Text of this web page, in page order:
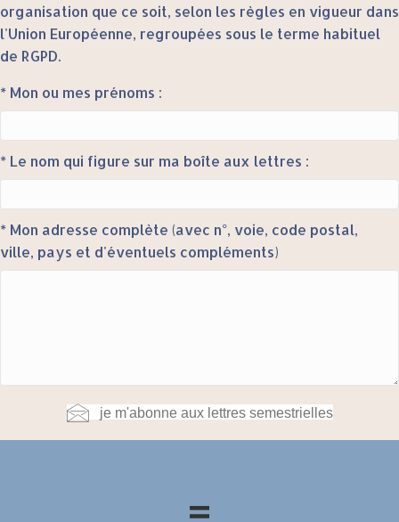
organisation que ce soit, selon les règles en vigueur dans
l'Union Européenne, regroupées sous le terme habituel
de RGPD.
* Mon ou mes prénoms :
* Le nom qui figure sur ma boîte aux lettres :
* Mon adresse complète (avec n°, voie, code postal,
ville, pays et d'éventuels compléments)
je m'abonne aux lettres semestrielles